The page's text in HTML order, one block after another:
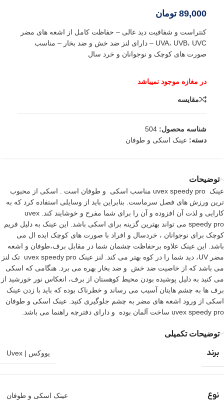
89,000 تومان
کنتراست و شفافیت دید عالی – حفاظت کامل از اشعه های مضر
UVA، UVB، UVC – دارای لنز ضد خش و ضد بخار – مناسب
صورت های کوچک و نوجوانان و خرد سال
مقایسه
شناسه محصول: 504
دسته: عینک اسکی و طوفان
توضیحات
عینک uvex speedy pro مناسب اسکی و طوفان است . اسکی از محبوب
ترین ورزش های فصل سرماست. بنابراین باید از وسایلی استفاده کرد که به
کارایی و لذت آن افزوده و آن را برای شما مفرح و خوشایند کند. uvex
speedy pro می تواند بهترین گزینه برای اسکی باشد. این عینک به دلیل فریم
کوچک برای نوجوانان ، خردسال و افراد با صورت های کوچک ایده ال می
باشد. این عینک علاوه برحفاظت چشمان شما در مقابل برف،طوفان و اشعه
مضر UV، دید شما را در کوه بهتر می کند. لنز عینک uvex speedy pro تک لنز
می باشد که از خاصیت ضد خش و ضد بخار بهره می برد. هنگامی که اسکی
می کنید به دلیل پوشیده بودن محیط کوهستان از برف، انعکاس نور خورشید از
برف ها به چشم هایتان آسیب می رساند و خطرناک بوده که باید با زدن عینک
اسکی از ورود اشعه های مضر به چشم جلوگیری کنید. عینک اسکی و طوفان
uvex speedy pro ساخت آلمان بوده و دارای دفترچه راهنما می باشد.
توضیحات تکمیلی
برند یووکس | Uvex
نوع عینک اسکی و طوفان